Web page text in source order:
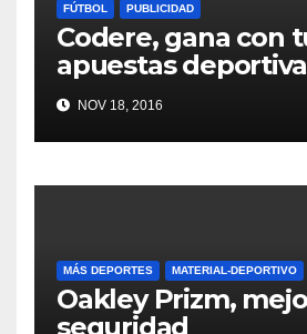
FÚTBOL PUBLICIDAD
Codere, gana con
apuestas
NOV 18, 2016
MÁS DEPORTES MATERIAL-DEPORTIVO
Oakley Prizm,
seguridad